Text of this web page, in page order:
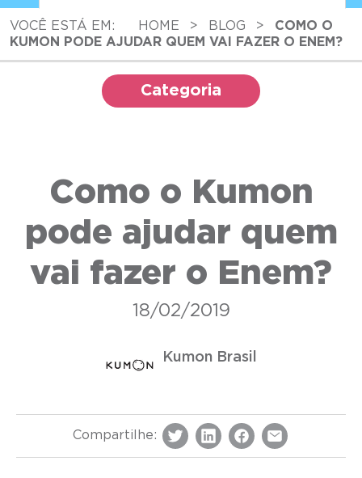
VOCÊ ESTÁ EM: HOME > BLOG >
COMO O
KUMON PODE AJUDAR QUEM VAI FAZER O ENEM?
Categoria
Como o Kumon
pode ajudar quem
vai fazer o Enem?
18/02/2019
Kumon Brasil
Compartilhe: